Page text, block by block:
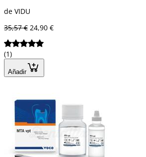
de VIDU
35,57 € 24,90 €
(1)
Añadir